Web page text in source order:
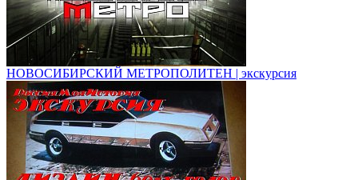
НОВОСИБИРСКИЙ МЕТРОПОЛИТЕН | экскурсия